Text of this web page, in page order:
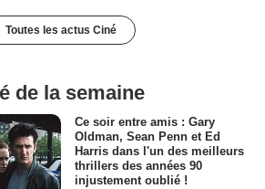
Toutes les actus Ciné
de la semaine
Ce soir entre amis : Gary
Oldman, Sean Penn et Ed
Harris dans l'un des meilleurs
thrillers des années 90
injustement oublié !